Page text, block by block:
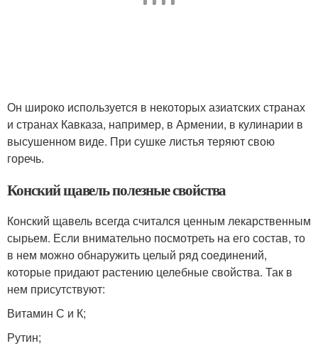
Он широко используется в некоторых азиатских странах
и странах Кавказа, например, в Армении, в кулинарии в
высушенном виде. При сушке листья теряют свою
горечь.
Конский щавель полезные свойства
Конский щавель всегда считался ценным лекарственным
сырьем. Если внимательно посмотреть на его состав, то
в нем можно обнаружить целый ряд соединений,
которые придают растению целебные свойства. Так в
нем присутствуют:
Витамин С и К;
Рутин;